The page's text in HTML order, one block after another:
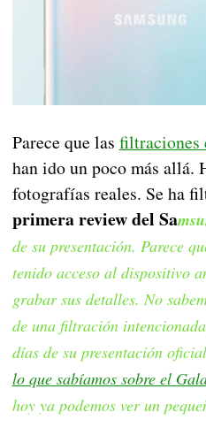
Parece que las filtraciones
han ido un poco más allá.
fotografías reales. Se ha
primera review del Sa
de su presentación. Parece
tenido acceso al dispositivo
grabar sus detalles. No
de una filtración
días de su presentación
lo que sabíamos sobre el
hoy ya podemos ver un